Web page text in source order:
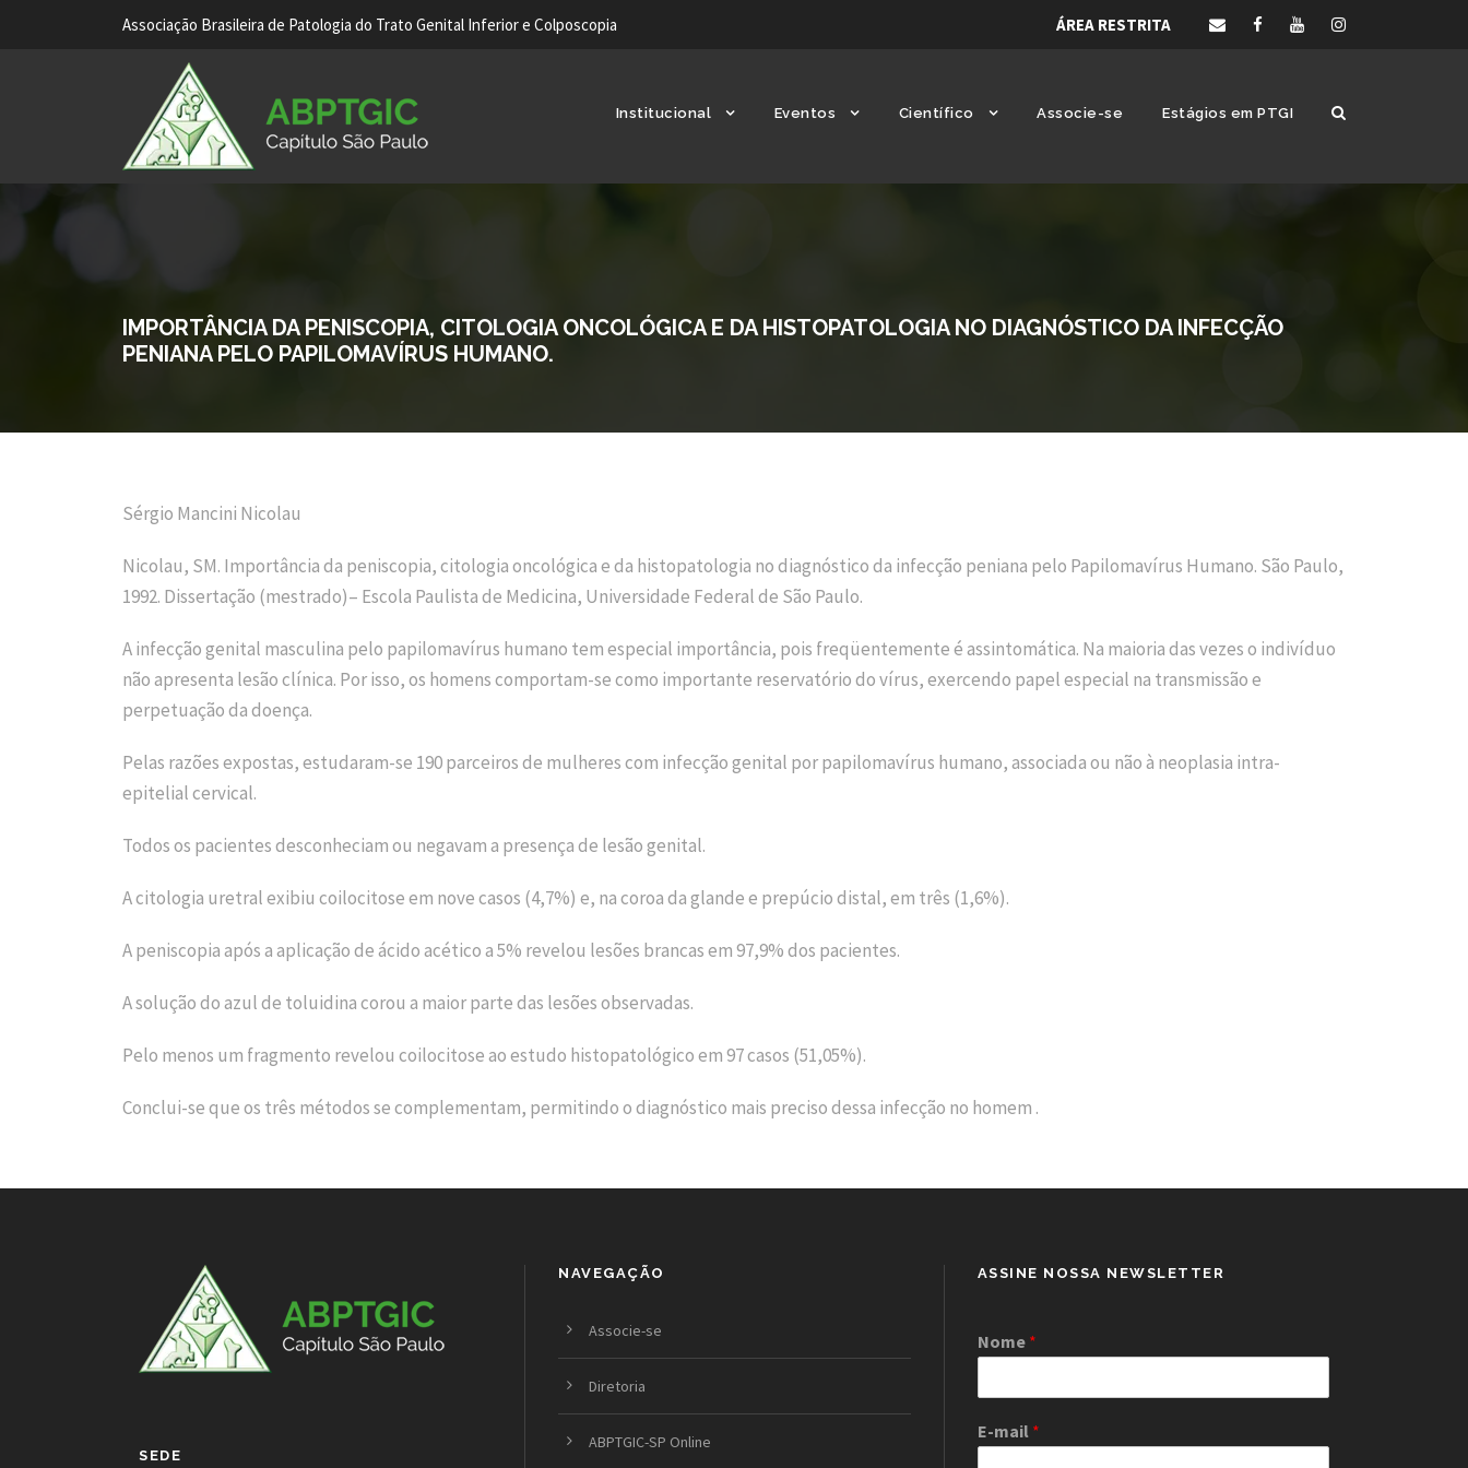
Associação Brasileira de Patologia do Trato Genital Inferior e Colposcopia ÁREA RESTRITA
Institucional Eventos Científico Associe-se Estágios em PTGI
IMPORTÂNCIA DA PENISCOPIA, CITOLOGIA ONCOLÓGICA E DA HISTOPATOLOGIA NO DIAGNÓSTICO DA INFECÇÃO
PENIANA PELO PAPILOMAVÍRUS HUMANO.
Sérgio Mancini Nicolau
Nicolau, SM. Importância da peniscopia, citologia oncológica e da histopatologia no diagnóstico da infecção peniana pelo Papilomavírus Humano. São Paulo,
1992. Dissertação (mestrado)– Escola Paulista de Medicina, Universidade Federal de São Paulo.
A infecção genital masculina pelo papilomavírus humano tem especial importância, pois freqüentemente é assintomática. Na maioria das vezes o indivíduo
não apresenta lesão clínica. Por isso, os homens comportam-se como importante reservatório do vírus, exercendo papel especial na transmissão e
perpetuação da doença.
Pelas razões expostas, estudaram-se 190 parceiros de mulheres com infecção genital por papilomavírus humano, associada ou não à neoplasia intra-
epitelial cervical.
Todos os pacientes desconheciam ou negavam a presença de lesão genital.
A citologia uretral exibiu coilocitose em nove casos (4,7%) e, na coroa da glande e prepúcio distal, em três (1,6%).
A peniscopia após a aplicação de ácido acético a 5% revelou lesões brancas em 97,9% dos pacientes.
A solução do azul de toluidina corou a maior parte das lesões observadas.
Pelo menos um fragmento revelou coilocitose ao estudo histopatológico em 97 casos (51,05%).
Conclui-se que os três métodos se complementam, permitindo o diagnóstico mais preciso dessa infecção no homem .
SEDE
NAVEGAÇÃO
Associe-se
Diretoria
ABPTGIC-SP Online
ASSINE NOSSA NEWSLETTER
Nome *
E-mail *